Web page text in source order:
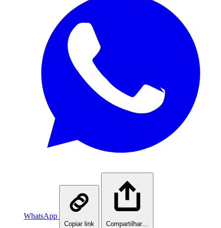
WhatsApp
Copiar link Compartilhar…